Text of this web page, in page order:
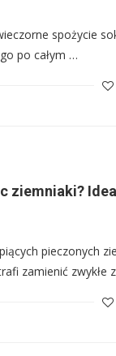
spożycie
po całym …
ziemniaki?
pieczonych
zamienić zwykłe